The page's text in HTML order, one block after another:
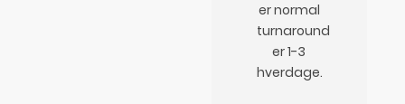
er normal
turnaround
er 1-3
hverdage.